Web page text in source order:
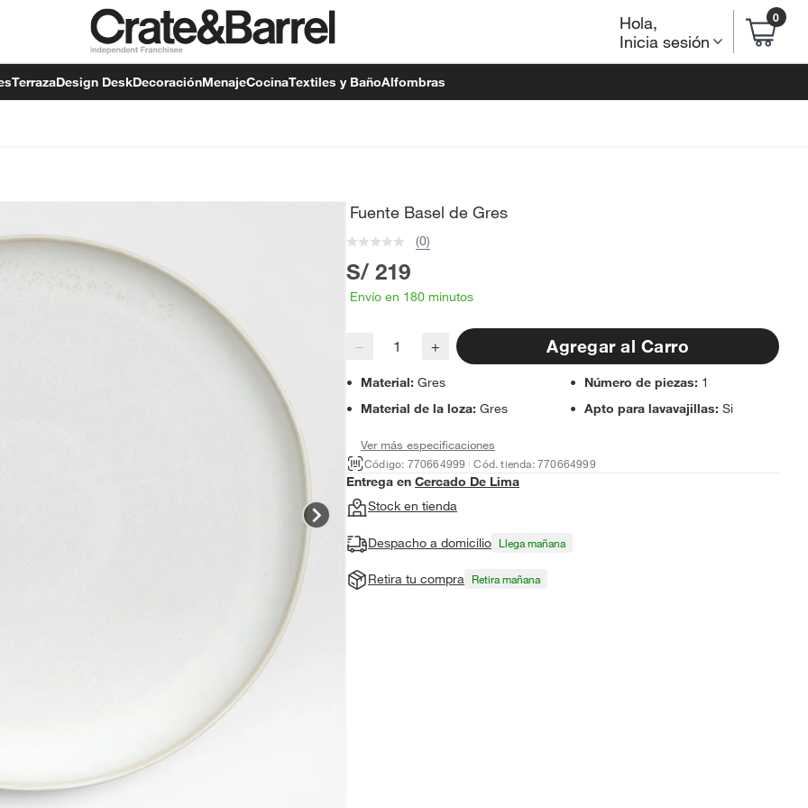
Hola,
Inicia sesión
0
TerrazaDesign DeskDecoraciónMenajeCocinaTextiles y BañoAlfombras
Fuente Basel de Gres
(0)
S/ 219
Envío en 180 minutos
− + Agregar al Carro
Material: Gres Número de piezas: 1
Material de la loza: Gres Apto para lavavajillas: Si
Ver más especificaciones
Código: 770664999
Cód. tienda: 770664999
Entrega en Cercado De Lima
Stock en tienda
Despacho a domicilio Llega mañana
Retira tu compra Retira mañana